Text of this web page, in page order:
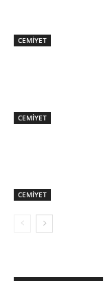
CEMİYET
CEMİYET
CEMİYET